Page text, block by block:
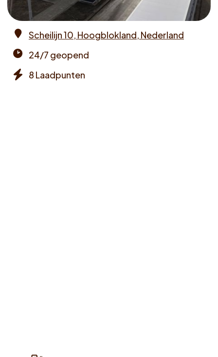
Voucher claimen
Dutch
Scheilijn 10, Hoogblokland, Nederland
times
24/7 geopend
8 Laadpunten